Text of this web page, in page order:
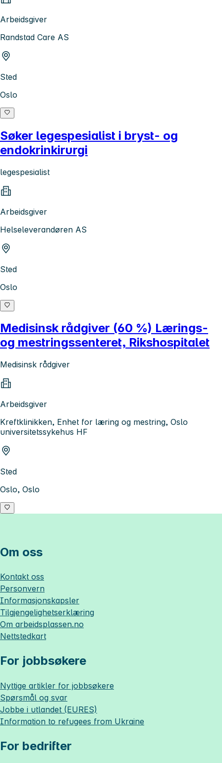
Arbeidsgiver
Randstad Care AS
Sted
Oslo
Søker legespesialist i bryst- og
endokrinkirurgi
legespesialist
Arbeidsgiver
Helseleverandøren AS
Sted
Oslo
Medisinsk rådgiver (60 %) Lærings-
og mestringssenteret, Rikshospitalet
Medisinsk rådgiver
Arbeidsgiver
Kreftklinikken, Enhet for læring og mestring, Oslo
universitetssykehus HF
Sted
Oslo, Oslo
Om oss
Kontakt oss
Personvern
Informasjonskapsler
Tilgjengelighetserklæring
Om arbeidsplassen.no
Nettstedkart
For jobbsøkere
Nyttige artikler for jobbsøkere
Spørsmål og svar
Jobbe i utlandet (EURES)
Information to refugees from Ukraine
For bedrifter